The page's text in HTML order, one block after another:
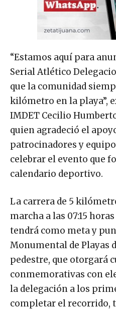
“Estamos aquí para
Serial Atlético
que la comunidad
kilómetro en la playa”,
IMDET Cecilio
quien agradeció el
patrocinadores y
celebrar el evento que
calendario deportivo.
La carrera de 5
marcha a las 07:15
tendrá como meta y
Monumental de Playas
pedestre, que otorgará
conmemorativas con
la delegación a los
completar el recorrido,